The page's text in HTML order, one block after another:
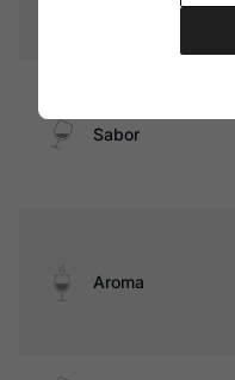
Sabor
Aroma